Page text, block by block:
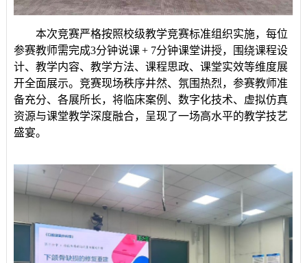
本次竞赛严格按照校级教学竞赛标准组织实施，每位
参赛教师需完成3分钟说课+ 7分钟课堂讲授，围绕课程设
计、教学内容、教学方法、课程思政、课堂实效等维度展
开全面展示。竞赛现场秩序井然、氛围热烈，参赛教师准
备充分、各展所长，将临床案例、数字化技术、虚拟仿真
资源与课堂教学深度融合，呈现了一场高水平的教学技艺
盛宴。